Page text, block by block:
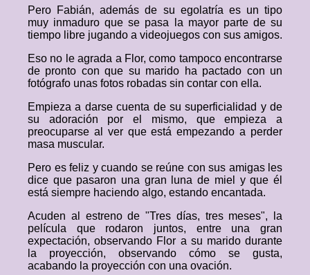
Pero Fabián, además de su egolatría es un tipo
muy inmaduro que se pasa la mayor parte de su
tiempo libre jugando a videojuegos con sus amigos.
Eso no le agrada a Flor, como tampoco encontrarse
de pronto con que su marido ha pactado con un
fotógrafo unas fotos robadas sin contar con ella.
Empieza a darse cuenta de su superficialidad y de
su adoración por el mismo, que empieza a
preocuparse al ver que está empezando a perder
masa muscular.
Pero es feliz y cuando se reúne con sus amigas les
dice que pasaron una gran luna de miel y que él
está siempre haciendo algo, estando encantada.
Acuden al estreno de "Tres días, tres meses", la
película que rodaron juntos, entre una gran
expectación, observando Flor a su marido durante
la proyección, observando cómo se gusta,
acabando la proyección con una ovación.